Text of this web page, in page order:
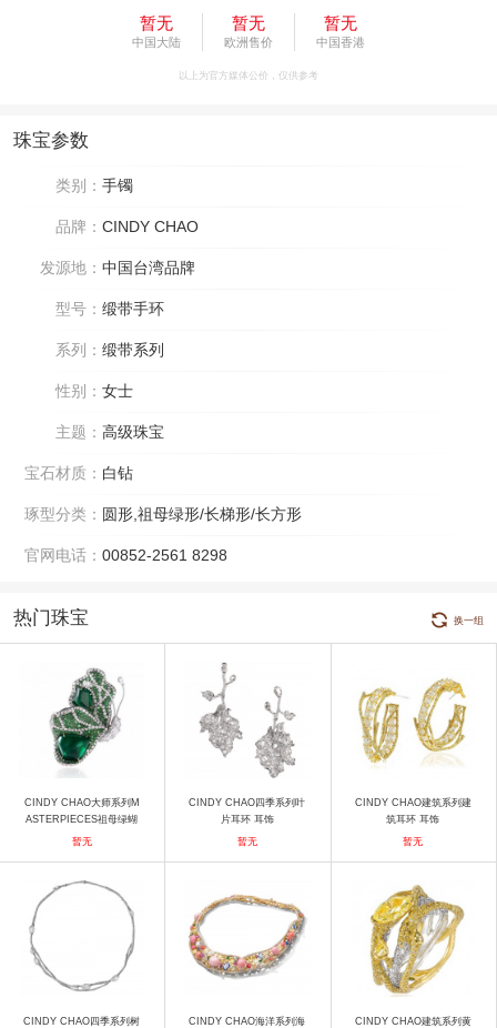
暂无
中国大陆
暂无
欧洲售价
暂无
中国香港
以上为官方媒体公价，仅供参考
珠宝参数
类别： 手镯
品牌： CINDY CHAO
发源地： 中国台湾品牌
型号： 缎带手环
系列： 缎带系列
性别： 女士
主题： 高级珠宝
宝石材质： 白钻
琢型分类： 圆形,祖母绿形/长梯形/长方形
官网电话： 00852-2561 8298
热门珠宝 换一组
CINDY CHAO大师系列M
ASTERPIECES祖母绿蝴
蝶胸针 胸针
暂无
CINDY CHAO四季系列叶
片耳环 耳饰
暂无
CINDY CHAO建筑系列建
筑耳环 耳饰
暂无
CINDY CHAO四季系列树 CINDY CHAO海洋系列海 CINDY CHAO建筑系列黄